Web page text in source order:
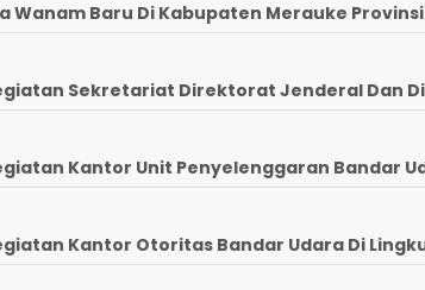
Wanam Baru Di Kabupaten Merauke Provinsi
Sekretariat Direktorat Jenderal Dan
Kantor Unit Penyelenggaran Bandar
Kantor Otoritas Bandar Udara Di